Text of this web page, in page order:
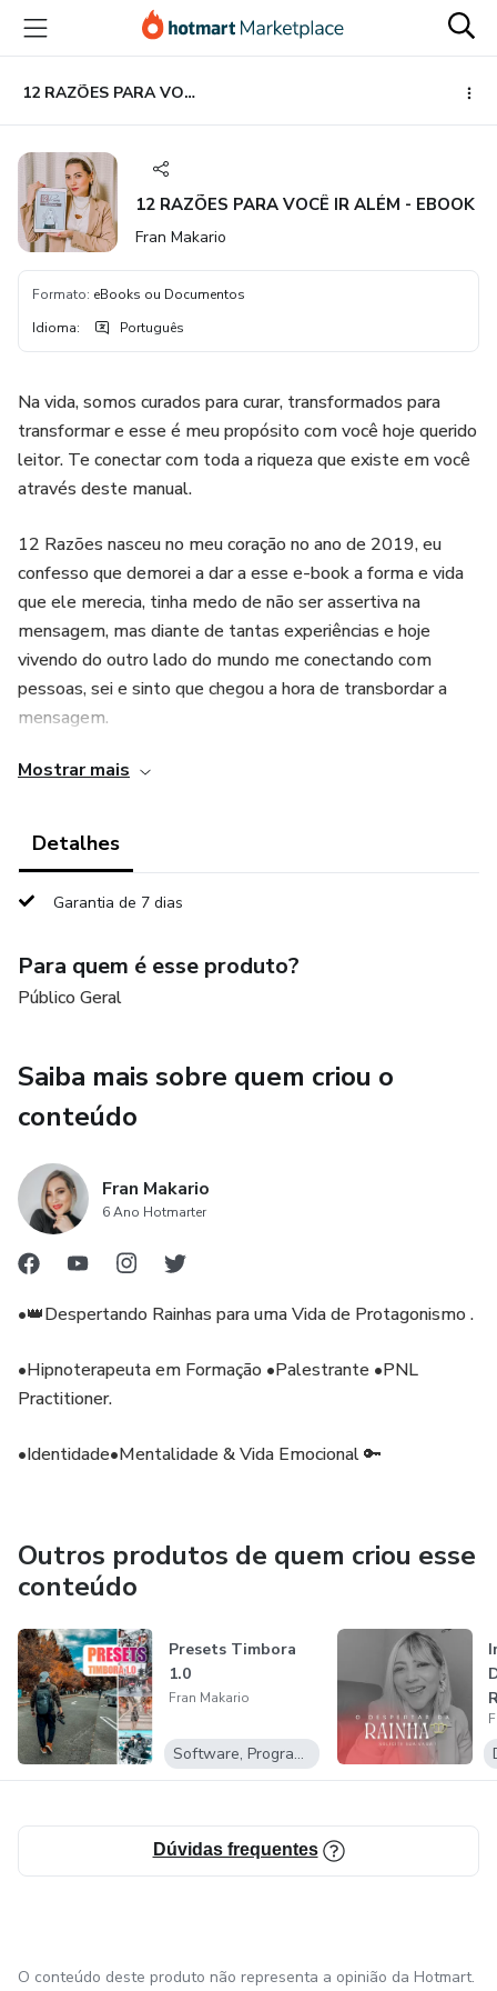
para
conteúdo
principal
para
pagamento
para
rodapé
12 RAZÕES PARA VOCÊ IR ALÉM - EBOOK
12 RAZÕES PARA VOCÊ IR ALÉM - EBOOK
Fran Makario
Formato: eBooks ou Documentos
Idioma: Português
Na vida, somos curados para curar, transformados para
transformar e esse é meu propósito com você hoje querido
leitor. Te conectar com toda a riqueza que existe em você
através deste manual.
12 Razões nasceu no meu coração no ano de 2019, eu
confesso que demorei a dar a esse e-book a forma e vida
que ele merecia, tinha medo de não ser assertiva na
mensagem, mas diante de tantas experiências e hoje
vivendo do outro lado do mundo me conectando com
pessoas, sei e sinto que chegou a hora de transbordar a
mensagem.
Muitas vezes nos desconectamos de nós, esse e-book vai
forma como você quiser nomeá-lo, mas a missão dele é
um número profético biblicamente: 12 apóstolos, 12
que existem razões suficientes para você seguir em frente
por toda a vida.
Mostrar mais
Detalhes
Garantia de 7 dias
Para quem é esse produto?
Público Geral
Saiba mais sobre quem criou o
conteúdo
Fran Makario
6 Ano Hotmarter
•👑Despertando Rainhas para uma Vida de Protagonismo .
•Hipnoterapeuta em Formação •Palestrante •PNL
Practitioner.
•Identidade•Mentalidade & Vida Emocional 🔑
Outros produtos de quem criou esse
conteúdo
Presets Timbora
1.0
Fran Makario
Software, Programas para baixar
Dúvidas frequentes
O conteúdo deste produto não representa a opinião da Hotmart.